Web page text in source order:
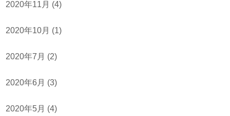
2020年11月 (4)
2020年10月 (1)
2020年7月 (2)
2020年6月 (3)
2020年5月 (4)